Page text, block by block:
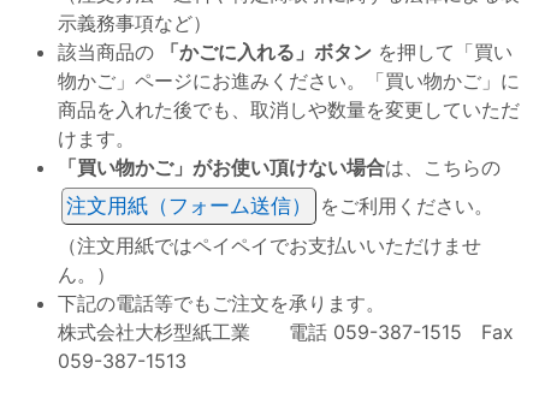
示義務事項など）
該当商品の
「かごに入れる」ボタン を押して「買い
物かご」ページにお進みください。「買い物かご」に
商品を入れた後でも、取消しや数量を変更していただ
けます。
「買い物かご」がお使い頂けない場合は、こちらの
注文用紙（フォーム送信）
をご利用ください。
（注文用紙ではペイペイでお支払いいただけませ
ん。）
下記の電話等でもご注文を承ります。
株式会社大杉型紙工業 電話 059-387-1515 Fax
059-387-1513